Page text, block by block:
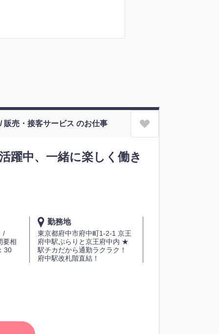
販売・接客サービス のお仕事
躍中、一緒に楽しく働き
/
要相
30
勤務地
東京都府中市府中町1-2-1 京王
府中駅ぷらりと京王府中内 ★
駅チカだから通勤ラクラク！
府中駅改札階直結！